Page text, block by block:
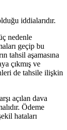
iddialarıdır.
nedenle
geçip bu
tahsil aşamasına
çıkmış ve
de tahsile ilişkin
açılan dava
Ödeme
hataları